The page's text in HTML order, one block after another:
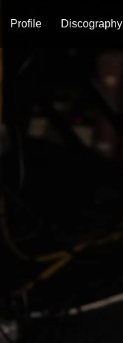
Profile Discography